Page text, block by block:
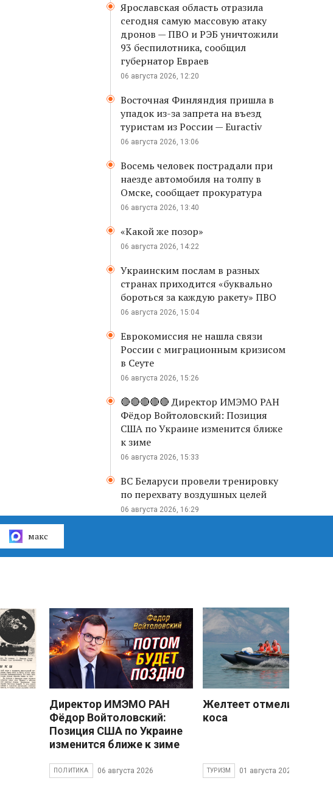
Ярославская область отразила
сегодня самую массовую атаку
дронов — ПВО и РЭБ уничтожили
93 беспилотника, сообщил
губернатор Евраев
06 августа 2026, 12:20
Восточная Финляндия пришла в
упадок из-за запрета на въезд
туристам из России — Euractiv
06 августа 2026, 13:06
Восемь человек пострадали при
наезде автомобиля на толпу в
Омске, сообщает прокуратура
06 августа 2026, 13:40
«Какой же позор»
06 августа 2026, 14:22
Украинским послам в разных
странах приходится «буквально
бороться за каждую ракету» ПВО
06 августа 2026, 15:04
Еврокомиссия не нашла связи
России с миграционным кризисом
в Сеуте
06 августа 2026, 15:26
🔴🔴🔴🔴🔴 Директор ИМЭМО РАН
Фёдор Войтоловский: Позиция
США по Украине изменится ближе
к зиме
06 августа 2026, 15:33
ВС Беларуси провели тренировку
по перехвату воздушных целей
06 августа 2026, 16:29
макс
Директор ИМЭМО РАН
Фёдор Войтоловский:
Позиция США по Украине
изменится ближе к зиме
ПОЛИТИКА 06 августа 2026
Желтеет отмели
коса
ТУРИЗМ 01 августа 2026